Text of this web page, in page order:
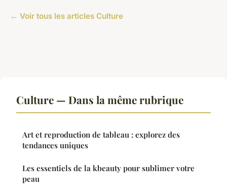
← Voir tous les articles Culture
Culture — Dans la même rubrique
Art et reproduction de tableau : explorez des
tendances uniques
Les essentiels de la kbeauty pour sublimer votre
peau